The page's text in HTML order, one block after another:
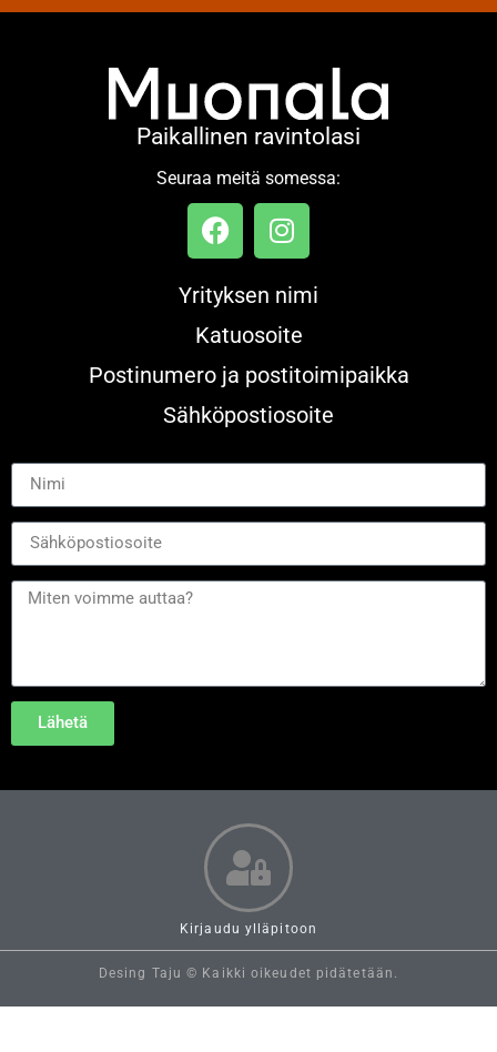
Paikallinen ravintolasi
Seuraa meitä somessa:
Yrityksen nimi
Katuosoite
Postinumero ja postitoimipaikka
Sähköpostiosoite
Lähetä
Kirjaudu ylläpitoon
Desing Taju © Kaikki oikeudet pidätetään.